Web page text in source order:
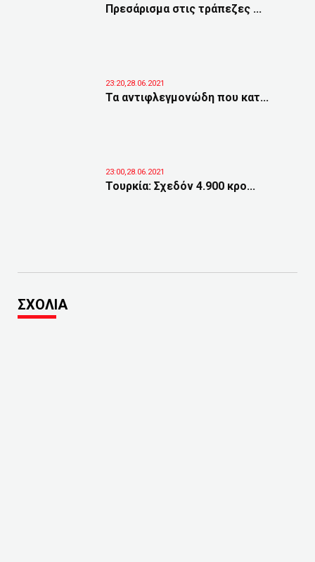
Πρεσάρισμα στις τράπεζες ...
23:20,28.06.2021
Τα αντιφλεγμονώδη που κατ...
23:00,28.06.2021
Τουρκία: Σχεδόν 4.900 κρο...
ΣΧΟΛΙΑ